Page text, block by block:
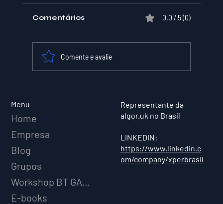
Comentários 0.0 / 5 (0)
Comente e avalie
Menu
Home
Empresa
Blog
Grupos
E-books
Representante da
algor.uk no Brasil
LINKEDIN:
https://www.linkedin.c
om/company/xperbrasil